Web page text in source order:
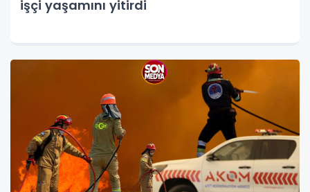
işçi yaşamını yitirdi